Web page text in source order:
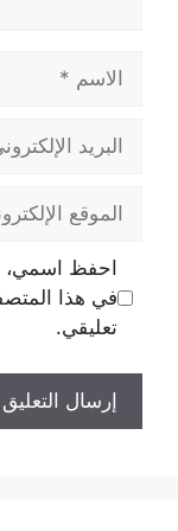
الاسم
البريد
الإلكتروني
الموقع
الإلكتروني
احفظ اسمي،
في هذا
تعليقي.